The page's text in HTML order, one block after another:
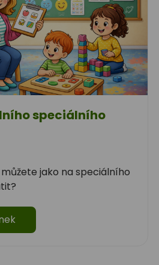
speciálního
jako na speciálního